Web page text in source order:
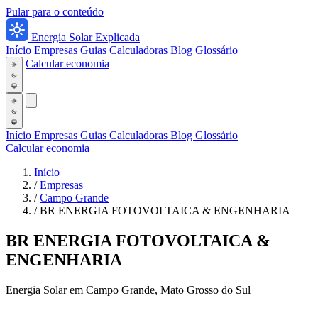
Pular para o conteúdo
Energia Solar Explicada
Início Empresas Guias Calculadoras Blog Glossário
Calcular economia
Início Empresas Guias Calculadoras Blog Glossário
Calcular economia
Início
/ Empresas
/ Campo Grande
/ BR ENERGIA FOTOVOLTAICA & ENGENHARIA
BR ENERGIA FOTOVOLTAICA &
ENGENHARIA
Energia Solar em Campo Grande, Mato Grosso do Sul